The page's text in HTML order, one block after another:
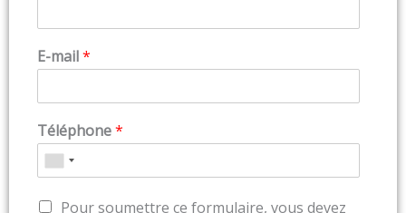
E-mail*
Téléphone*
Pour soumettre ce formulaire, vous devez